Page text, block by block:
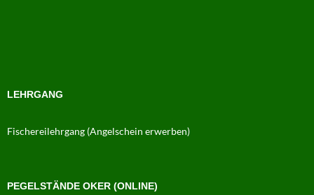
LEHRGANG
Fischereilehrgang (Angelschein erwerben)
PEGELSTÄNDE OKER (ONLINE)